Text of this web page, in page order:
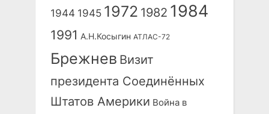
1944 1945 1972 1982 1984
1991 А.Н.Косыгин АТЛАС-72
Брежнев Визит
президента Соединённых
Штатов Америки Война в